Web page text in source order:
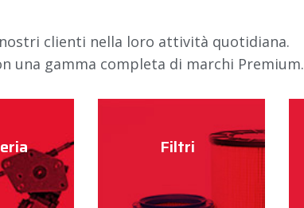
clienti nella loro attività quotidiana.
una gamma completa di marchi Premium.
Filtri